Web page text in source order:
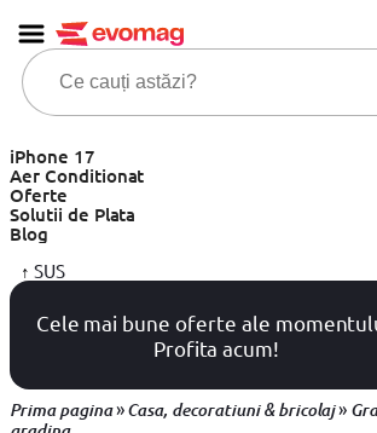
iPhone 17
Aer Conditionat
Oferte
Solutii de Plata
Blog
↑ SUS
Cele mai bune oferte ale
Profita acum!
Prima pagina»Casa, decoratiuni & bricolaj»